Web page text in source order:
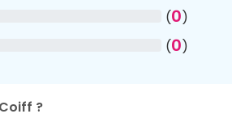
(0)
(0)
?